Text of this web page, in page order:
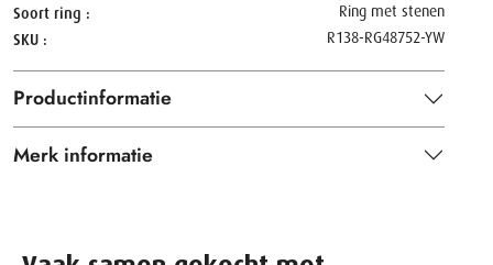
Soort ring
Ring met stenen
SKU
R138-RG48752-YW
Productinformatie
Merk informatie